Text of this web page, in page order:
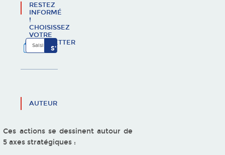
RESTEZ
INFORMÉ
!
CHOISISSEZ
VOTRE
NEWSLETTER
AUTEUR
Ces actions se dessinent autour de
5 axes stratégiques :